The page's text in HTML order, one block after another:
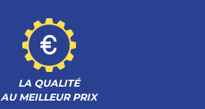
LA QUALITÉ
AU MEILLEUR PRIX